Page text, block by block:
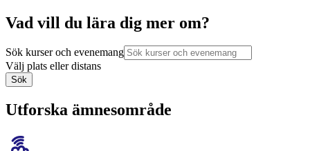
Vad vill du lära dig mer om?
Sök kurser och evenemang
Välj plats eller distans
Sök
Utforska ämnesområde